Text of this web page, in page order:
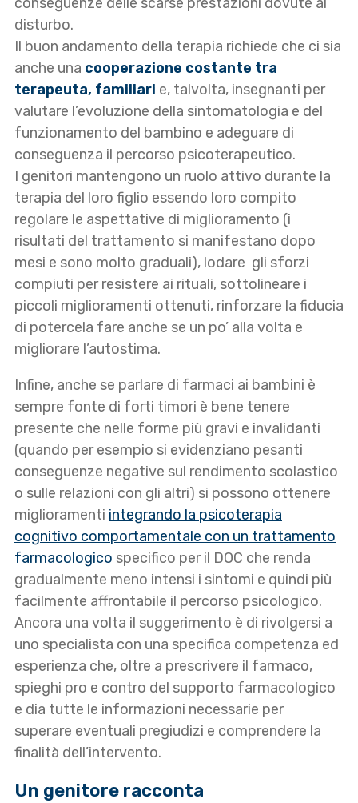
disturbo.
Il buon andamento della terapia richiede che ci sia
anche una cooperazione costante tra
terapeuta, familiari e, talvolta, insegnanti per
valutare l’evoluzione della sintomatologia e del
funzionamento del bambino e adeguare di
conseguenza il percorso psicoterapeutico.
I genitori mantengono un ruolo attivo durante la
terapia del loro figlio essendo loro compito
regolare le aspettative di miglioramento (i
risultati del trattamento si manifestano dopo
mesi e sono molto graduali), lodare gli sforzi
compiuti per resistere ai rituali, sottolineare i
piccoli miglioramenti ottenuti, rinforzare la fiducia
di potercela fare anche se un po’ alla volta e
migliorare l’autostima.
Infine, anche se parlare di farmaci ai bambini è
sempre fonte di forti timori è bene tenere
presente che nelle forme più gravi e invalidanti
(quando per esempio si evidenziano pesanti
conseguenze negative sul rendimento scolastico
o sulle relazioni con gli altri) si possono ottenere
miglioramenti integrando la psicoterapia
cognitivo comportamentale con un trattamento
farmacologico specifico per il DOC che renda
gradualmente meno intensi i sintomi e quindi più
facilmente affrontabile il percorso psicologico.
Ancora una volta il suggerimento è di rivolgersi a
uno specialista con una specifica competenza ed
esperienza che, oltre a prescrivere il farmaco,
spieghi pro e contro del supporto farmacologico
e dia tutte le informazioni necessarie per
superare eventuali pregiudizi e comprendere la
finalità dell’intervento.
Un genitore racconta